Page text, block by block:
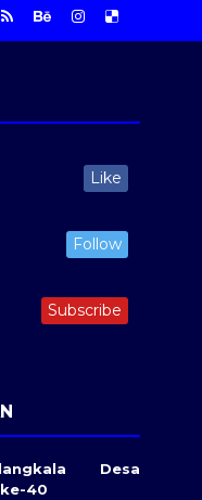
Like
Follow
Subscribe
Desa
40